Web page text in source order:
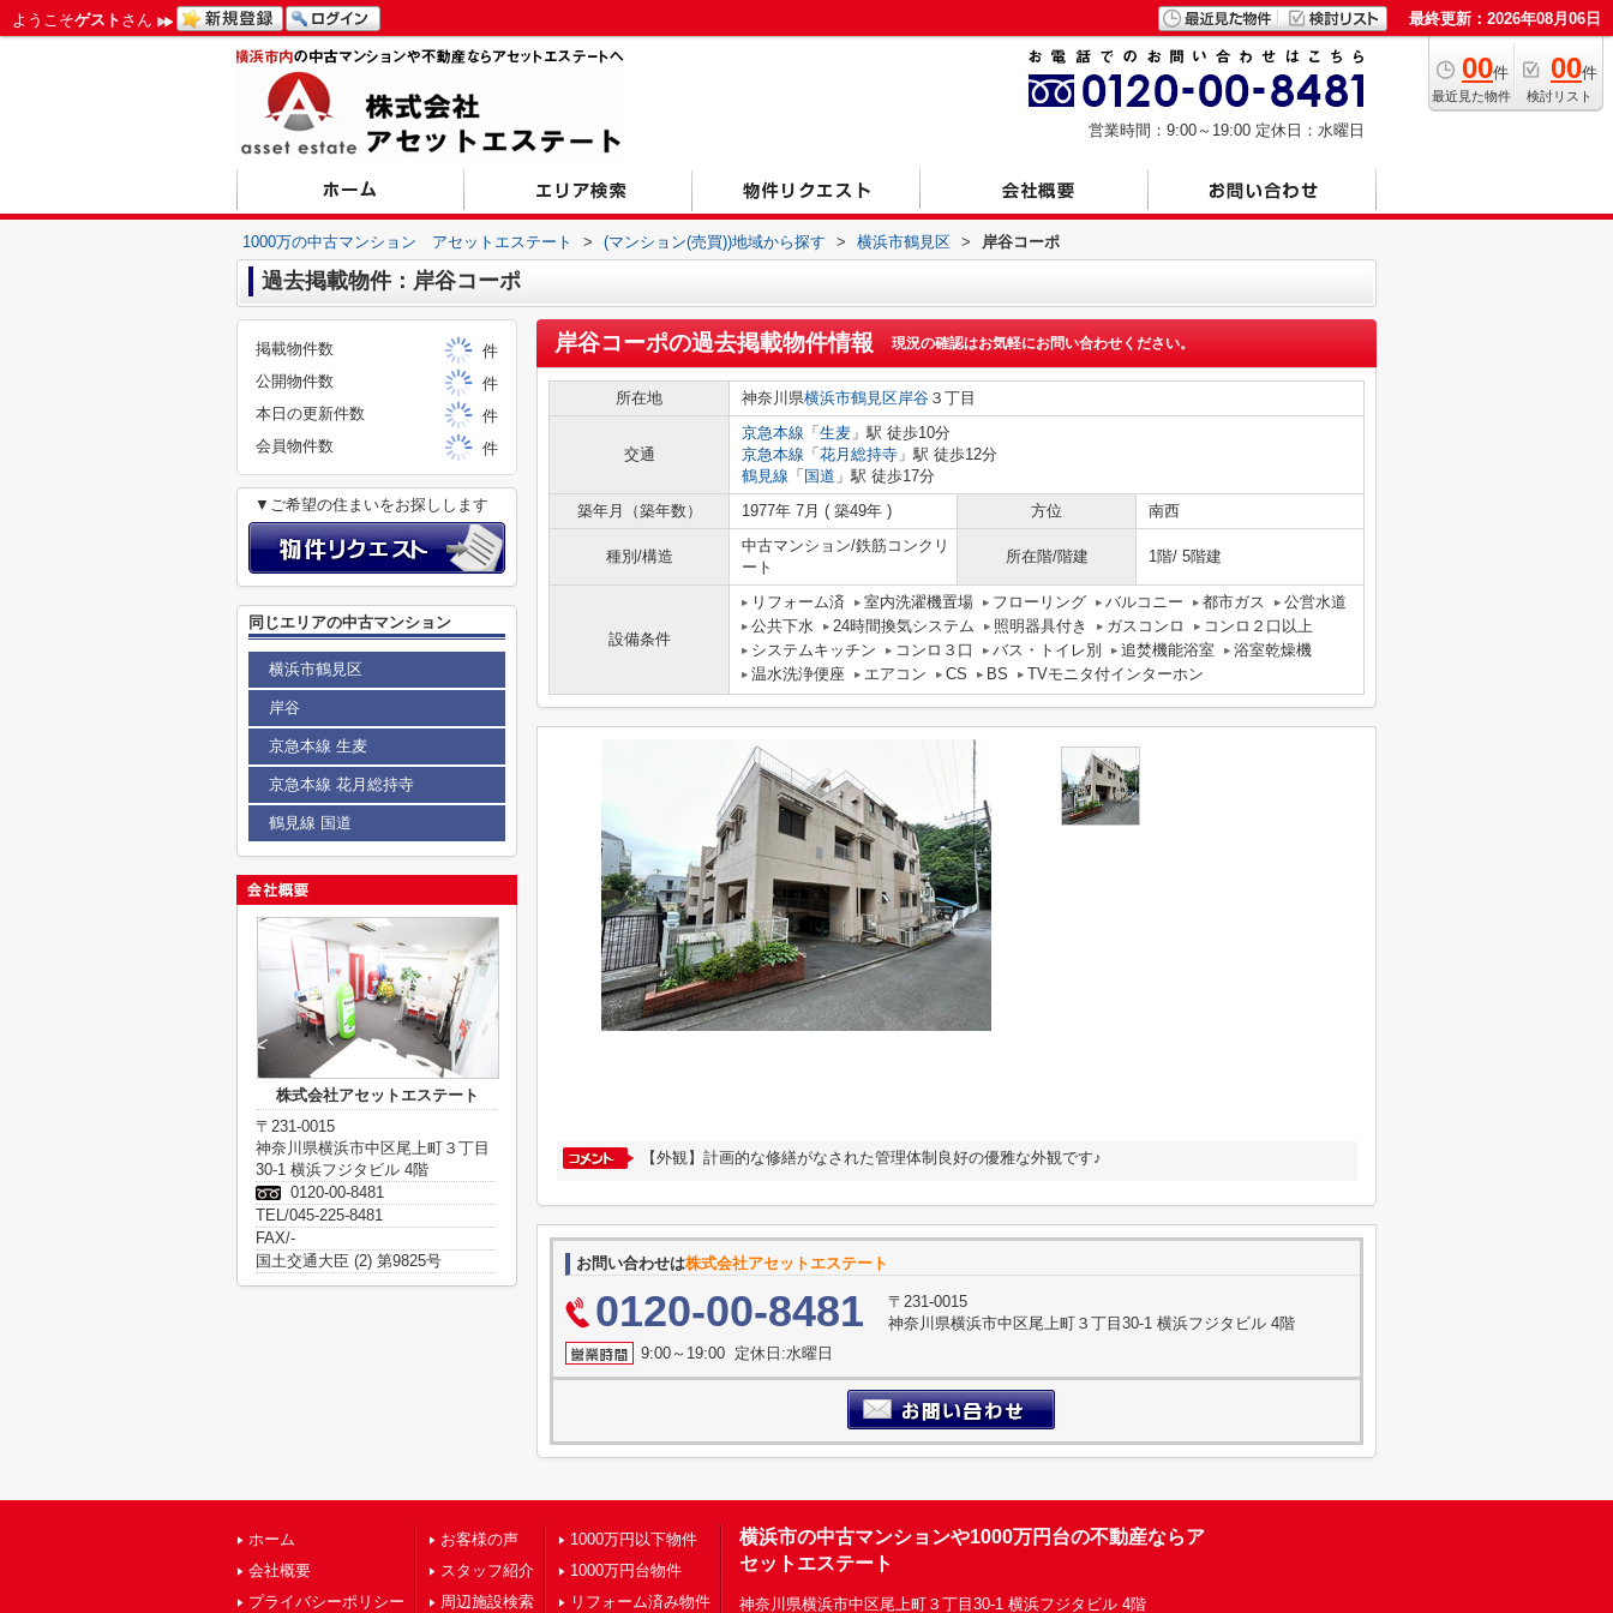
ようこそゲスト さん 最終更新：2026年08月06日
00件
最近見た物件
00件
検討リスト
営業時間：9:00～19:00 定休日：水曜日
1000万の中古マンション アセットエステート > (マンション(売買))地域から探す > 横浜市鶴見区 > 岸谷コーポ
過去掲載物件：岸谷コーポ
岸谷コーポの過去掲載物件情報 現況の確認はお気軽にお問い合わせください。
所在地 神奈川県横浜市鶴見区岸谷 ３丁目
交通
京急本線 「 生麦 」駅 徒歩10分
京急本線 「 花月総持寺 」駅 徒歩12分
鶴見線 「 国道 」駅 徒歩17分
築年月（築年数）
1977年 7月 ( 築49年 ) 方位 南西
種別/構造
中古マンション/鉄筋コンクリ
ート
所在階/階建 1階/ 5階建
設備条件
リフォーム済 室内洗濯機置場 フローリング バルコニー 都市ガス
公営水道
公共下水
24時間換気システム 照明器具付き ガスコンロ
コンロ２口以上
システムキッチン
コンロ３口 バス・トイレ別 追焚機能浴室
浴室乾燥機
温水洗浄便座
エアコン CS BS TVモニタ付インターホン
【外観】計画的な修繕がなされた管理体制良好の優雅な外観です♪
お問い合わせは株式会社アセットエステート
0120-00-8481
〒231-0015
神奈川県横浜市中区尾上町３丁目30-1 横浜フジタビル 4階
9:00～19:00 定休日:水曜日
掲載物件数
件
公開物件数
件
本日の更新件数
件
会員物件数
件
▼ご希望の住まいをお探しします
同じエリアの中古マンション
横浜市鶴見区
岸谷
京急本線 生麦
京急本線 花月総持寺
鶴見線 国道
株式会社アセットエステート
〒231-0015
神奈川県横浜市中区尾上町３丁目
30-1 横浜フジタビル 4階
0120-00-8481
TEL/045-225-8481
FAX/-
国土交通大臣 (2) 第9825号
ホーム
会社概要
プライバシーポリシー
お客様の声
スタッフ紹介
周辺施設検索
1000万円以下物件
1000万円台物件
リフォーム済み物件
横浜市の中古マンションや1000万円台の不動産ならア
セットエステート
神奈川県横浜市中区尾上町３丁目30-1 横浜フジタビル 4階